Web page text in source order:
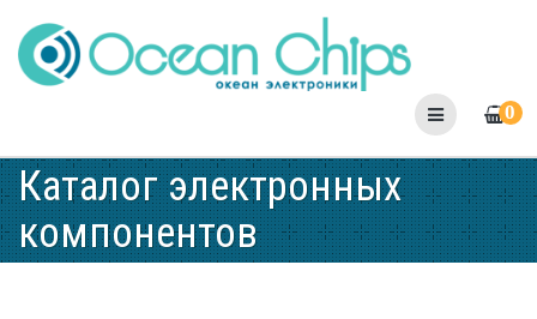
to
content
0
Каталог электронных
компонентов